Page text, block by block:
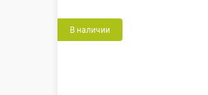
В наличии